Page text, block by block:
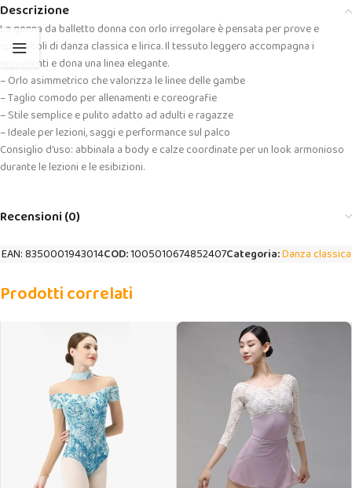
Descrizione
La gonna da balletto donna con orlo irregolare è pensata per prove e
spettacoli di danza classica e lirica. Il tessuto leggero accompagna i
movimenti e dona una linea elegante.
– Orlo asimmetrico che valorizza le linee delle gambe
– Taglio comodo per allenamenti e coreografie
– Stile semplice e pulito adatto ad adulti e ragazze
– Ideale per lezioni, saggi e performance sul palco
Consiglio d’uso: abbinala a body e calze coordinate per un look armonioso
durante le lezioni e le esibizioni.
Recensioni (0)
EAN:8350001943014COD:1005010674852407Categoria:Danza classica
Prodotti correlati